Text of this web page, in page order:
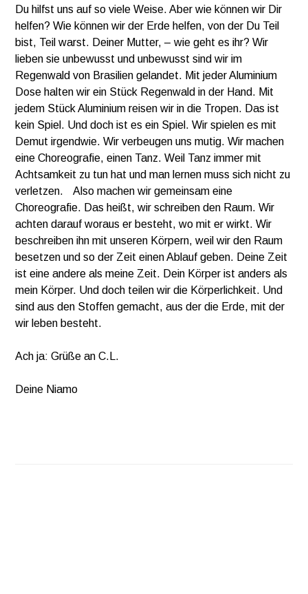
Du hilfst uns auf so viele Weise. Aber wie können wir Dir
helfen? Wie können wir der Erde helfen, von der Du Teil
bist, Teil warst. Deiner Mutter, – wie geht es ihr? Wir
lieben sie unbewusst und unbewusst sind wir im
Regenwald von Brasilien gelandet. Mit jeder Aluminium
Dose halten wir ein Stück Regenwald in der Hand. Mit
jedem Stück Aluminium reisen wir in die Tropen. Das ist
kein Spiel. Und doch ist es ein Spiel. Wir spielen es mit
Demut irgendwie. Wir verbeugen uns mutig. Wir machen
eine Choreografie, einen Tanz. Weil Tanz immer mit
Achtsamkeit zu tun hat und man lernen muss sich nicht zu
verletzen. Also machen wir gemeinsam eine
Choreografie. Das heißt, wir schreiben den Raum. Wir
achten darauf woraus er besteht, wo mit er wirkt. Wir
beschreiben ihn mit unseren Körpern, weil wir den Raum
besetzen und so der Zeit einen Ablauf geben. Deine Zeit
ist eine andere als meine Zeit. Dein Körper ist anders als
mein Körper. Und doch teilen wir die Körperlichkeit. Und
sind aus den Stoffen gemacht, aus der die Erde, mit der
wir leben besteht.
Ach ja: Grüße an C.L.
Deine Niamo